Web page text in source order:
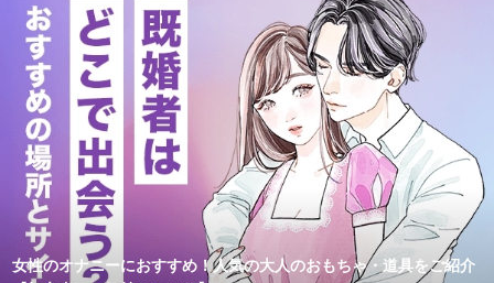
女性のオナニーにおすすめ！人気の大人のおもちゃ・道具をご紹介